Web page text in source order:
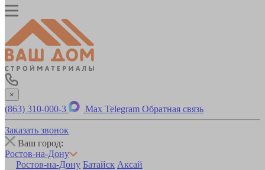
×
(863) 310-000-3 Max Telegram Обратная связь
Заказать звонок
Ваш город:
Ростов-на-Дону
Ростов-на-Дону Батайск Аксай